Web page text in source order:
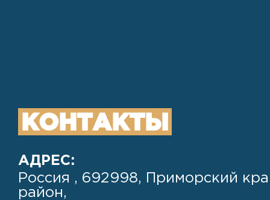
КОНТАКТЫ
АДРЕС:
Россия , 692998, Приморский
район,